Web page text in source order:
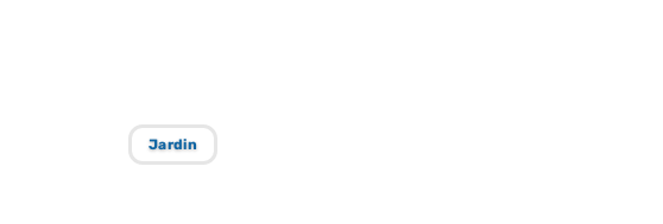
Jardin